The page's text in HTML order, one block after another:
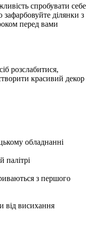
спробувати себе
зафарбовуйте ділянки з
перед вами
розслабитися,
красивий декор
обладнанні
палітрі
з першого
від висихання